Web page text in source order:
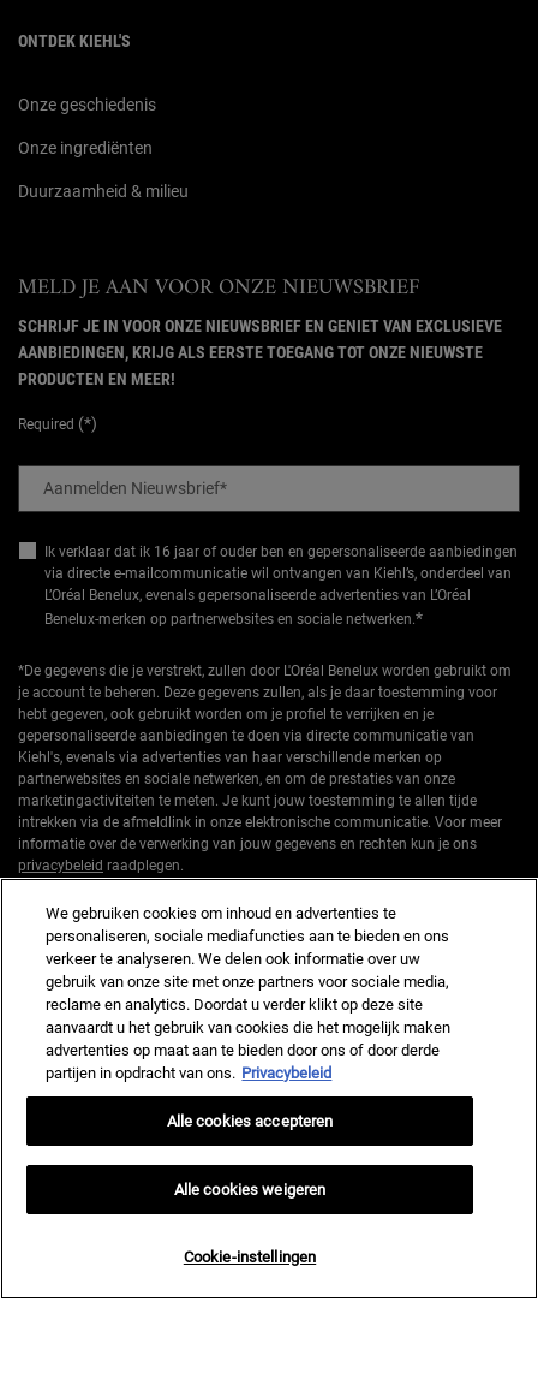
ONTDEK KIEHL'S
Onze geschiedenis
Onze ingrediënten
Duurzaamheid & milieu
MELD JE AAN VOOR ONZE NIEUWSBRIEF
SCHRIJF JE IN VOOR ONZE NIEUWSBRIEF EN GENIET VAN EXCLUSIEVE
AANBIEDINGEN, KRIJG ALS EERSTE TOEGANG TOT ONZE NIEUWSTE
PRODUCTEN EN MEER!
Required (*)
Aanmelden Nieuwsbrief*
Ik verklaar dat ik 16 jaar of ouder ben en gepersonaliseerde aanbiedingen
via directe e-mailcommunicatie wil ontvangen van Kiehl’s, onderdeel van
L’Oréal Benelux, evenals gepersonaliseerde advertenties van L’Oréal
Benelux-merken op partnerwebsites en sociale netwerken.*
*De gegevens die je verstrekt, zullen door L'Oréal Benelux worden gebruikt om
je account te beheren. Deze gegevens zullen, als je daar toestemming voor
hebt gegeven, ook gebruikt worden om je profiel te verrijken en je
gepersonaliseerde aanbiedingen te doen via directe communicatie van
Kiehl's, evenals via advertenties van haar verschillende merken op
partnerwebsites en sociale netwerken, en om de prestaties van onze
marketingactiviteiten te meten. Je kunt jouw toestemming te allen tijde
intrekken via de afmeldlink in onze elektronische communicatie. Voor meer
informatie over de verwerking van jouw gegevens en rechten kun je ons
privacybeleid raadplegen.
*Welkomstaanbieding geldig voor een eerste bestelling. Niet cumuleerbaar
met andere aanbiedingen of promoties, maar wel cumuleerbaar met «
Cadeau bij aankoop » aanbiedingen. Beperkt tot één keer te gebruiken per
klant. Niet geldig op limited editions en bundels.
Deze site wordt beschermd door Cloudflare en het privacybeleid en de
gebruiksvoorwaarden zijn van toepassing.
AANMELDEN
We gebruiken cookies om inhoud en advertenties te
personaliseren, sociale mediafuncties aan te bieden en ons
verkeer te analyseren. We delen ook informatie over uw
gebruik van onze site met onze partners voor sociale media,
reclame en analytics. Doordat u verder klikt op deze site
aanvaardt u het gebruik van cookies die het mogelijk maken
advertenties op maat aan te bieden door ons of door derde
partijen in opdracht van ons. Privacybeleid
Cookie-instellingen
Alle cookies weigeren
Alle cookies accepteren